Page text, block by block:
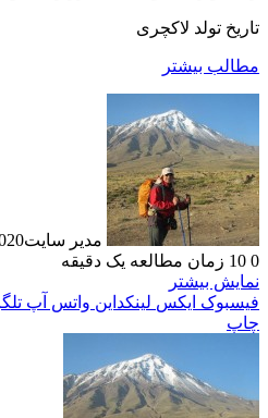
تاریخ تولد لاکچری
مطالب بیشتر
مدیر سایت11-26
0
زمان مطالعه یک دقیقه
نمایش بیشتر
فیسبوک ایکس لینکداین واتس آپ
چاپ